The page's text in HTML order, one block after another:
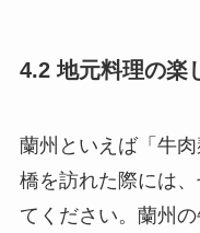
4.2 地元料理の楽
蘭州といえば「牛
橋を訪れた際には
てください。蘭州